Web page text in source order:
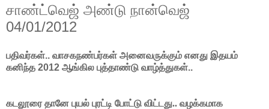
சாண்ட்வெஜ் அண்டு நான்வெஜ்
04/01/2012
பதிவர்கள்.. வாசகநண்பர்கள் அனைவருக்கும் எனது இதயம்
கனிந்த 2012 ஆங்கில புத்தாண்டு வாழ்த்துகள்..
கடலூரை தானே புயல் புரட்டி போட்டு விட்டது.. வழக்கமாக